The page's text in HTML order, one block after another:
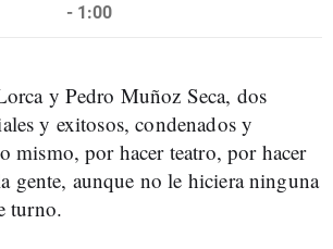
- 1:00
y Pedro Muñoz Seca, dos
y exitosos, condenados y
mismo, por hacer teatro, por hacer
gente, aunque no le hiciera ninguna
turno.